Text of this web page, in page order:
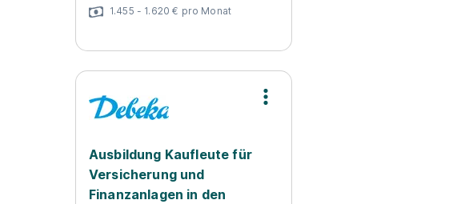
1.455 - 1.620 € pro Monat
Ausbildung Kaufleute für
Versicherung und
Finanzanlagen in den